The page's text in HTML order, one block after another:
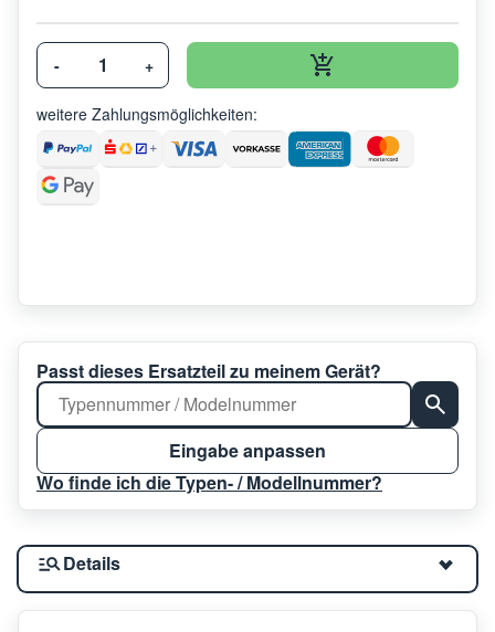
- +
weitere Zahlungsmöglichkeiten:
Passt dieses Ersatzteil zu meinem Gerät?
Eingabe anpassen
Wo finde ich die Typen- / Modellnummer?
Details